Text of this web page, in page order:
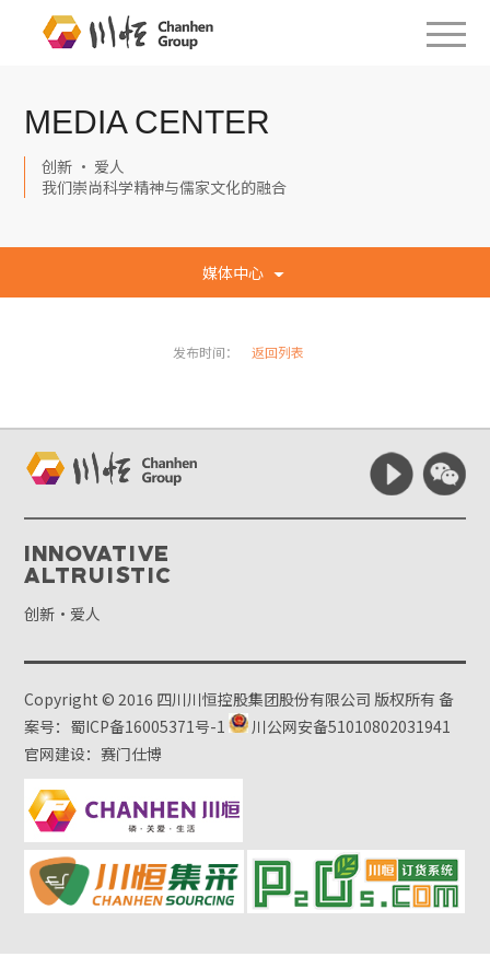
MEDIA CENTER
创新 · 爱人
我们崇尚科学精神与儒家文化的融合
媒体中心
发布时间： 返回列表
Innovative
Altruistic
创新·爱人
Copyright © 2016 四川川恒控股集团股份有限公司 版权所有备
案号：蜀ICP备16005371号-1
川公网安备51010802031941
官网建设：赛门仕博